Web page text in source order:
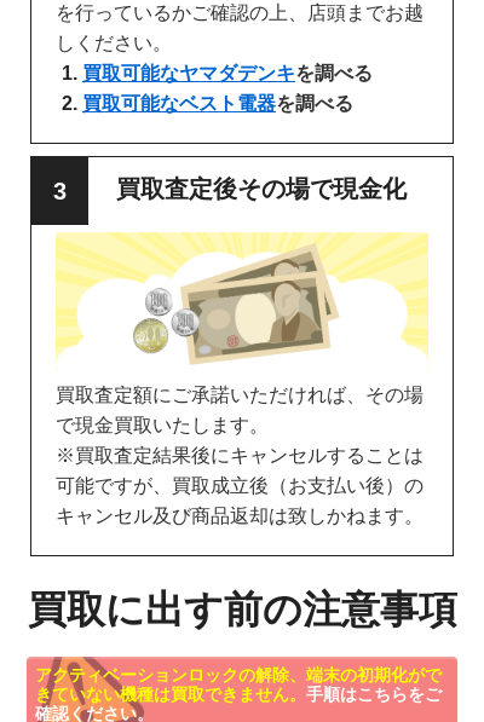
を行っているかご確認の上、店頭までお越
しください。
買取可能なヤマダデンキを調べる
買取可能なベスト電器を調べる
買取査定後その場で現金化
買取査定額にご承諾いただければ、その場
で現金買取いたします。
※買取査定結果後にキャンセルすることは
可能ですが、買取成立後（お支払い後）の
キャンセル及び商品返却は致しかねます。
買取に出す前の注意事項
アクティベーションロックの解除、端末の初期化がで
きていない機種は買取できません。 手順はこちらをご
確認ください。